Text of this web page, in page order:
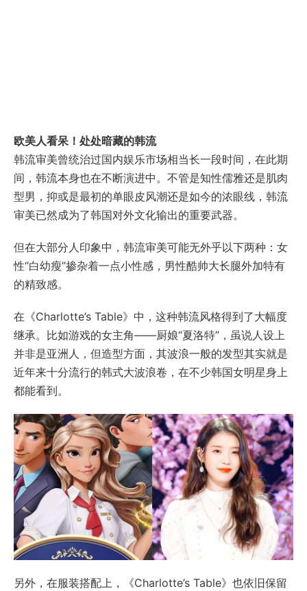
欧美人看呆！处处暗藏的韩流
韩流审美曾统治过国内娱乐市场相当长一段时间，在此期
间，韩流本身也在不断演进中。不管是知性儒雅还是肌肉
型男，抑或是最初的单眼皮风潮还是如今的浓眼线，韩流
审美已然成为了韩国对外文化输出的重要武器。
但在大部分人印象中，韩流审美可能无外乎以下两种：女
性“白幼瘦”掺杂着一点小性感，男性酷帅大长腿外加特有
的精致感。
在《Charlotte’s Table》中，这种韩流风格得到了大幅度
继承。比如游戏的女主角——厨娘“夏洛特”，虽说人设上
并非是亚洲人，但造型方面，其波浪一般的发型其实就是
近年来十分流行的韩式大波浪卷，在不少韩国女明星身上
都能看到。
另外，在服装搭配上，《Charlotte’s Table》也依旧保留